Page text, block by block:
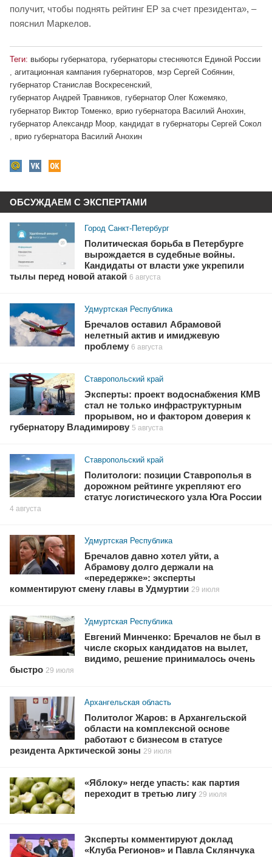
получит, чтобы поднять рейтинг ЕР за счет президента», –
пояснил Маркелов.
Теги: выборы губернатора, губернаторы стесняются Единой России
, агитационная кампания губернаторов, мэр Сергей Собянин,
губернатор Станислав Воскресенский,
губернатор Андрей Травников, губернатор Олег Кожемяко,
губернатор Виктор Томенко врио губернатора Василий Анохин
губернатор Александр Моор кандидат в губернаторы Сергей Сокол
врио губернатора Василий Анохин
ОБСУЖДАЕМ С ЭКСПЕРТАМИ
Город Санкт-Петербург
Политическая борьба в Петербурге
вырождается в судебные войны.
Кандидаты от власти уже укрепили
тылы перед новой атакой 6 августа
Удмуртская Республика
Бречалов оставил Абрамовой
нелетный актив и имиджевую
проблему 6 августа
Ставропольский край
Эксперты: проект водоснабжения КМВ
стал не только инфраструктурным
прорывом, но и фактором доверия к
губернатору Владимирову 5 августа
Ставропольский край
Политологи: позиции Ставрополья в
дорожном рейтинге укрепляют его
статус логистического узла Юга России
4 августа
Удмуртская Республика
Бречалов давно хотел уйти, а
Абрамову долго держали на
«передержке»: эксперты
комментируют смену главы в Удмуртии 29 июля
Удмуртская Республика
Евгений Минченко: Бречалов не был в
числе скорых кандидатов на вылет,
видимо, решение принималось очень
быстро 29 июля
Архангельская область
Политолог Жаров: в Архангельской
области на комплексной основе
работают с бизнесом в статусе
резидента Арктической зоны 29 июля
«Яблоку» негде упасть: как партия
переходит в третью лигу 29 июля
Эксперты комментируют доклад
«Клуба Регионов» и Павла Склянчука